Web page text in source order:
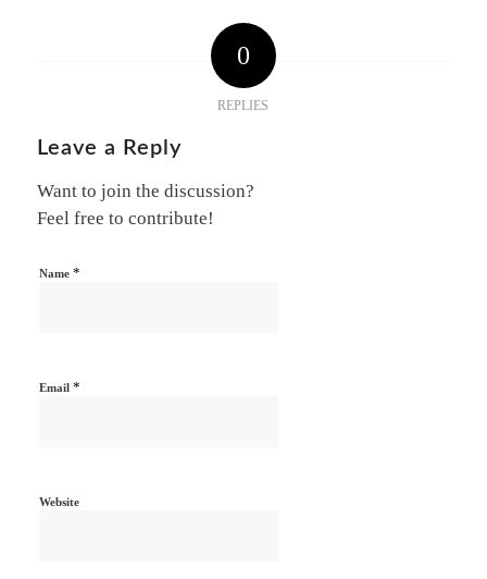
0
REPLIES
Leave a Reply
Want to join the discussion?
Feel free to contribute!
Name *
Email *
Website